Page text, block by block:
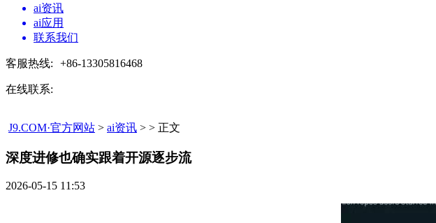
ai资讯
ai应用
联系我们
客服热线: +86-13305816468
在线联系:
J9.COM·官方网站 > ai资讯 > > 正文
深度进修也确实跟着开源逐步流​
2026-05-15 11:53